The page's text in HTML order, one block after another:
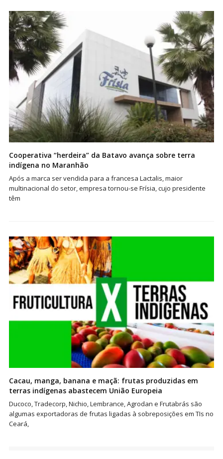
Cooperativa “herdeira” da Batavo avança sobre terra
indígena no Maranhão
Após a marca ser vendida para a francesa Lactalis, maior
multinacional do setor, empresa tornou-se Frísia, cujo presidente
têm
Cacau, manga, banana e maçã: frutas produzidas em
terras indígenas abastecem União Europeia
Ducoco, Tradecorp, Nichio, Lembrance, Agrodan e Frutabrás são
algumas exportadoras de frutas ligadas à sobreposições em TIs no
Ceará,